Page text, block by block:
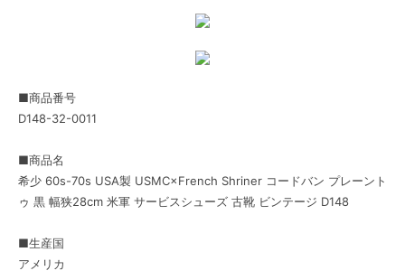
■商品番号
D148-32-0011
■商品名
希少 60s-70s USA製 USMC×French Shriner コードバン プレーント
ゥ 黒 幅狭28cm 米軍 サービスシューズ 古靴 ビンテージ D148
■生産国
アメリカ